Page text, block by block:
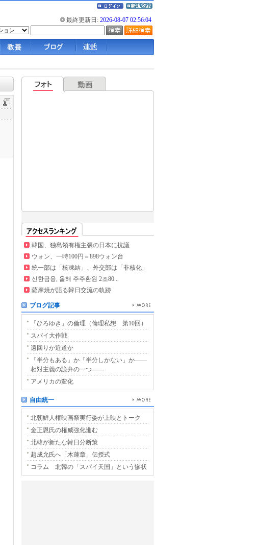
最終更新日: 2026-08-07 02:56:04
韓国、独島領有権主張の日本に抗議
ウォン、一時100円＝898ウォン台
統一部は「核凍結」、外交部は「非核化」
신한금융, 올해 주주환원 2조80...
薩摩焼が語る韓日交流の軌跡
ブログ記事
「ひろゆき」の倫理（倫理私想 第10回）
スパイ大作戦
遠回りか近道か
「半分もある」か「半分しかない」か――
相対主義の詭弁の一つ――
アメリカの変化
自由統一
北朝鮮人権映画祭実行委が上映とトーク
金正恩氏の権威強化進む
北韓が新たな韓日分断策
趙成允氏へ「木蓮章」伝授式
コラム 北韓の「スパイ天国」という惨状